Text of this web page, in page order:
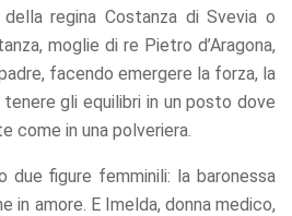
regina Costanza di Svevia o
moglie di re Pietro d’Aragona,
facendo emergere la forza, la
gli equilibri in un posto dove
in una polveriera.
due figure femminili: la baronessa
in amore. E Imelda, donna medico,